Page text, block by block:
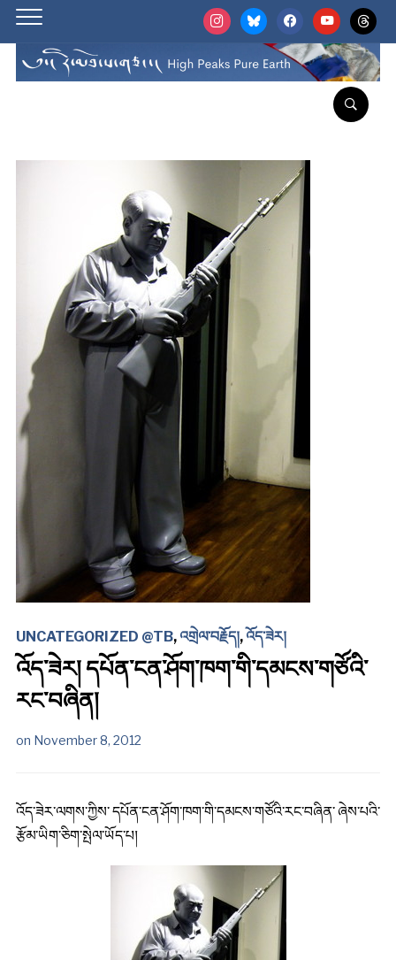
instagrambluesky facebookyoutubethreads
UNCATEGORIZED @TB, འགྲེལ་བརྗོད།, འོད་ཟེར།
འོད་ཟེར། དཔོན་ངན་ཤོག་ཁག་གི་དམངས་གཙོའི་
རང་བཞིན།
on November 8, 2012
འོད་ཟེར་ལགས་ཀྱིས་ དཔོན་ངན་ཤོག་ཁག་གི་དམངས་གཙོའི་རང་བཞིན་ ཞེས་པའི་
རྩོམ་ཡིག་ཅིག་སྤེལ་ཡོད་པ།